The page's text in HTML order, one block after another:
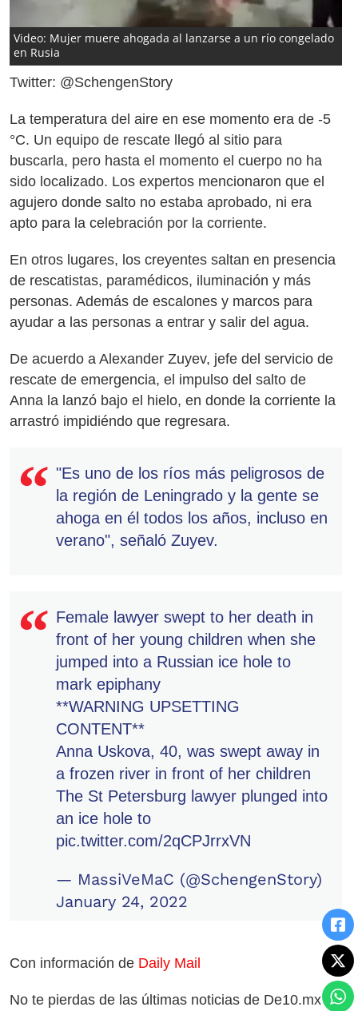
Video: Mujer muere ahogada al lanzarse a un río congelado
en Rusia
Twitter: @SchengenStory
La temperatura del aire en ese momento era de -5
°C. Un equipo de rescate llegó al sitio para
buscarla, pero hasta el momento el cuerpo no ha
sido localizado. Los expertos mencionaron que el
agujero donde salto no estaba aprobado, ni era
apto para la celebración por la corriente.
En otros lugares, los creyentes saltan en presencia
de rescatistas, paramédicos, iluminación y más
personas. Además de escalones y marcos para
ayudar a las personas a entrar y salir del agua.
De acuerdo a Alexander Zuyev, jefe del servicio de
rescate de emergencia, el impulso del salto de
Anna la lanzó bajo el hielo, en donde la corriente la
arrastró impidiéndo que regresara.
"Es uno de los ríos más peligrosos de
la región de Leningrado y la gente se
ahoga en él todos los años, incluso en
verano", señaló Zuyev.
Female lawyer swept to her death in
front of her young children when she
jumped into a Russian ice hole to
mark epiphany
**WARNING UPSETTING
CONTENT**
Anna Uskova, 40, was swept away in
a frozen river in front of her children
The St Petersburg lawyer plunged into
an ice hole to
pic.twitter.com/2qCPJrrxVN
— MassiVeMaC (@SchengenStory)
January 24, 2022
Con información de Daily Mail
No te pierdas de las últimas noticias de De10.mx en